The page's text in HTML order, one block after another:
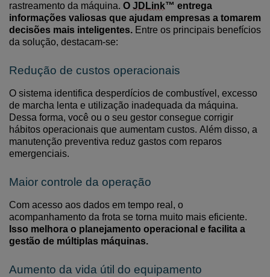
rastreamento da máquina. O JDLink™ entrega
informações valiosas que ajudam empresas a tomarem
decisões mais inteligentes. Entre os principais benefícios
da solução, destacam-se:
Redução de custos operacionais
O sistema identifica desperdícios de combustível, excesso
de marcha lenta e utilização inadequada da máquina.
Dessa forma, você ou o seu gestor consegue corrigir
hábitos operacionais que aumentam custos. Além disso, a
manutenção preventiva reduz gastos com reparos
emergenciais.
Maior controle da operação
Com acesso aos dados em tempo real, o
acompanhamento da frota se torna muito mais eficiente.
Isso melhora o planejamento operacional e facilita a
gestão de múltiplas máquinas.
Aumento da vida útil do equipamento